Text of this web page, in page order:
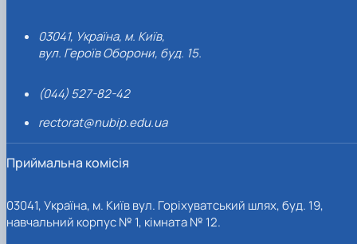
03041, Україна, м. Київ,
вул. Героїв Оборони, буд. 15.
(044) 527-82-42
rectorat@nubip.edu.ua
Приймальна комісія
03041, Україна, м. Київ вул. Горіхуватський шлях, буд. 19,
навчальний корпус № 1, кімната № 12.